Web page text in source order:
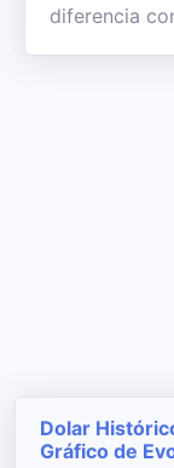
diferencia
Dolar
Gráfico de